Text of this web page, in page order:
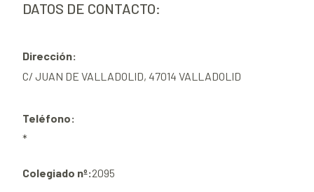
DATOS DE CONTACTO:
Dirección:
C/ JUAN DE VALLADOLID, 47014 VALLADOLID
Teléfono:
*
Colegiado nº:2095